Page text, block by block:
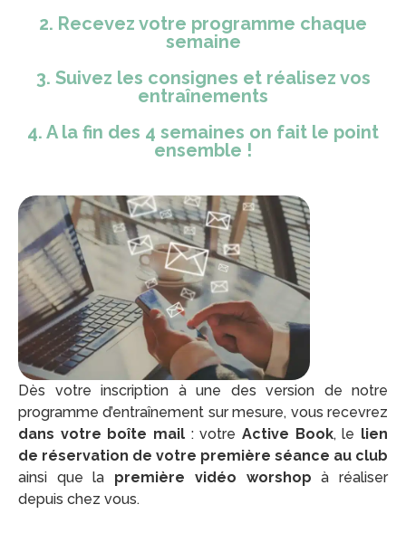
2. Recevez votre programme chaque
semaine
3. Suivez les consignes et réalisez vos
entraînements
4. A la fin des 4 semaines on fait le point
ensemble !
Dès votre inscription à une des version de notre
programme d’entraînement sur mesure, vous recevrez
dans votre boîte mail : votre Active Book, le lien
de réservation de votre première séance au club
ainsi que la première vidéo worshop à réaliser
depuis chez vous.